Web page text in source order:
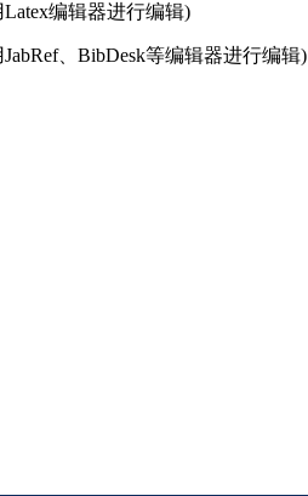
编辑器进行编辑)
、BibDesk等编辑器进行编辑)